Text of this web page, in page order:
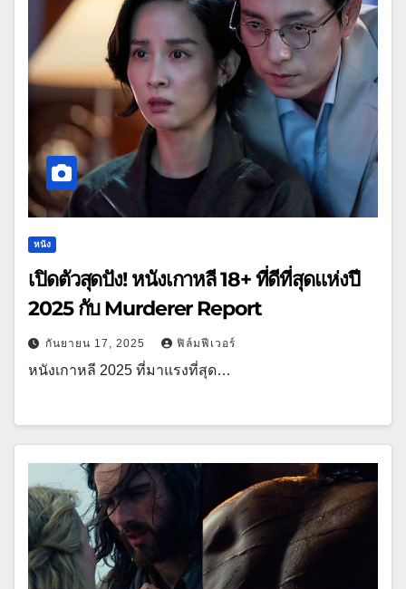
หนัง
เปิดตัวสุดปัง! หนังเกาหลี 18+ ที่ดีที่สุดแห่งปี
2025 กับ Murderer Report
กันยายน 17, 2025 ฟิล์มฟีเวอร์
หนังเกาหลี 2025 ที่มาแรงที่สุด…